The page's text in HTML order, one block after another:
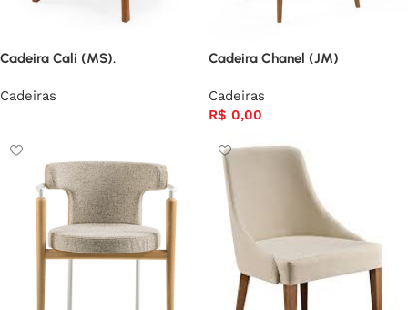
Cadeira Cali (MS).
Cadeiras
Cadeira Chanel (JM)
Cadeiras
R$ 0,00